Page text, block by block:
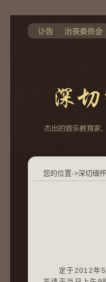
您的位置->深切缅
定于2012年5月